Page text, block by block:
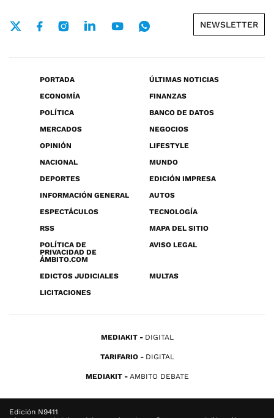
NEWSLETTER
PORTADA
ÚLTIMAS NOTICIAS
ECONOMÍA
FINANZAS
POLÍTICA
BANCO DE DATOS
MERCADOS
NEGOCIOS
OPINIÓN
LIFESTYLE
NACIONAL
MUNDO
DEPORTES
EDICIÓN IMPRESA
INFORMACIÓN GENERAL
AUTOS
ESPECTÁCULOS
TECNOLOGÍA
RSS
MAPA DEL SITIO
POLÍTICA DE
PRIVACIDAD DE
ÁMBITO.COM
AVISO LEGAL
EDICTOS JUDICIALES
MULTAS
LICITACIONES
MEDIAKIT DIGITAL
TARIFARIO DIGITAL
MEDIAKIT AMBITO DEBATE
Edición N9411